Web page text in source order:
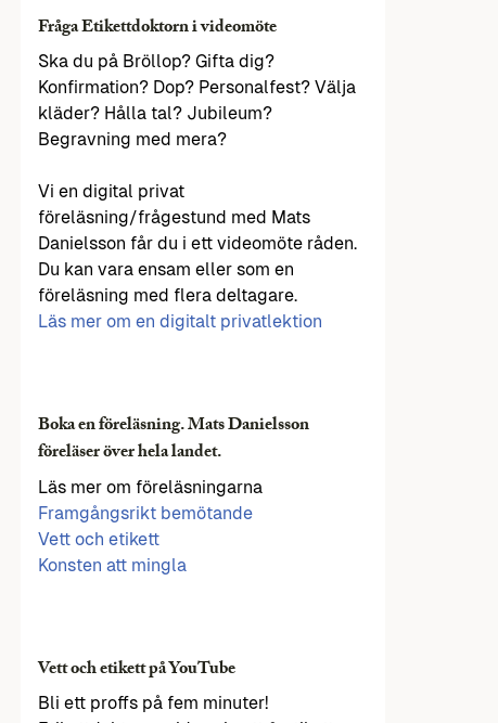
Fråga Etikettdoktorn i videomöte
Ska du på Bröllop? Gifta dig?
Konfirmation? Dop? Personalfest? Välja
kläder? Hålla tal? Jubileum?
Begravning med mera?
Vi en digital privat
föreläsning/frågestund med Mats
Danielsson får du i ett videomöte råden.
Du kan vara ensam eller som en
föreläsning med flera deltagare.
Läs mer om en digitalt privatlektion
Boka en föreläsning. Mats Danielsson
föreläser över hela landet.
Läs mer om föreläsningarna
Framgångsrikt bemötande
Vett och etikett
Konsten att mingla
Vett och etikett på YouTube
Bli ett proffs på fem minuter!